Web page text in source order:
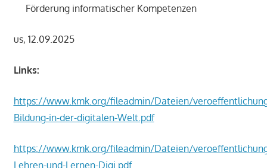
Förderung informatischer Kompetenzen
us, 12.09.2025
Links:
https://www.kmk.org/fileadmin/Dateien/
Bildung-in-der-digitalen-Welt.pdf
https://www.kmk.org/fileadmin/Dateien/
Lehren-und-Lernen-Digi.pdf